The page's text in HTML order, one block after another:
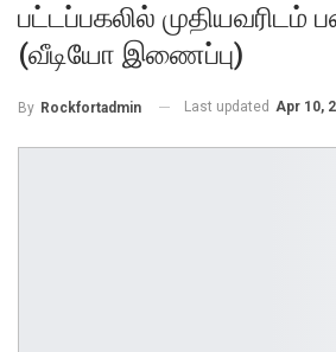
பட்டப்பகலில் முதியவரிடம்
(வீடியோ இணைப்பு)
By Rockfortadmin Last updated Apr 10,